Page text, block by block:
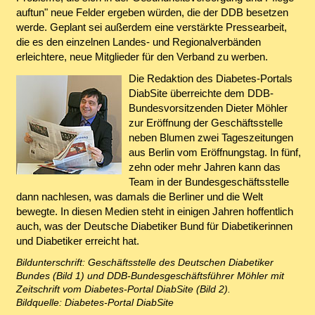
auftun" neue Felder ergeben würden, die der DDB besetzen
werde. Geplant sei außerdem eine verstärkte Pressearbeit,
die es den einzelnen Landes- und Regionalverbänden
erleichtere, neue Mitglieder für den Verband zu werben.
Die Redaktion des Diabetes-Portals
DiabSite überreichte dem DDB-
Bundesvorsitzenden Dieter Möhler
zur Eröffnung der Geschäftsstelle
neben Blumen zwei Tageszeitungen
aus Berlin vom Eröffnungstag. In fünf,
zehn oder mehr Jahren kann das
Team in der Bundesgeschäftsstelle
dann nachlesen, was damals die Berliner und die Welt
bewegte. In diesen Medien steht in einigen Jahren hoffentlich
auch, was der Deutsche Diabetiker Bund für Diabetikerinnen
und Diabetiker erreicht hat.
Bildunterschrift: Geschäftsstelle des Deutschen Diabetiker
Bundes (Bild 1) und DDB-Bundesgeschäftsführer Möhler mit
Zeitschrift vom Diabetes-Portal DiabSite (Bild 2).
Bildquelle: Diabetes-Portal DiabSite